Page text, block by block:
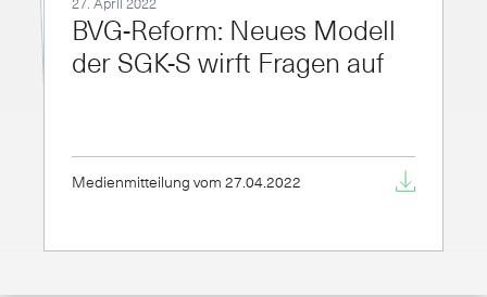
Wissen
Newsroom
BVG-Reform: Neues Modell
der SGK-S wirft Fragen auf
Medienmitteilung vom 27.04.2022